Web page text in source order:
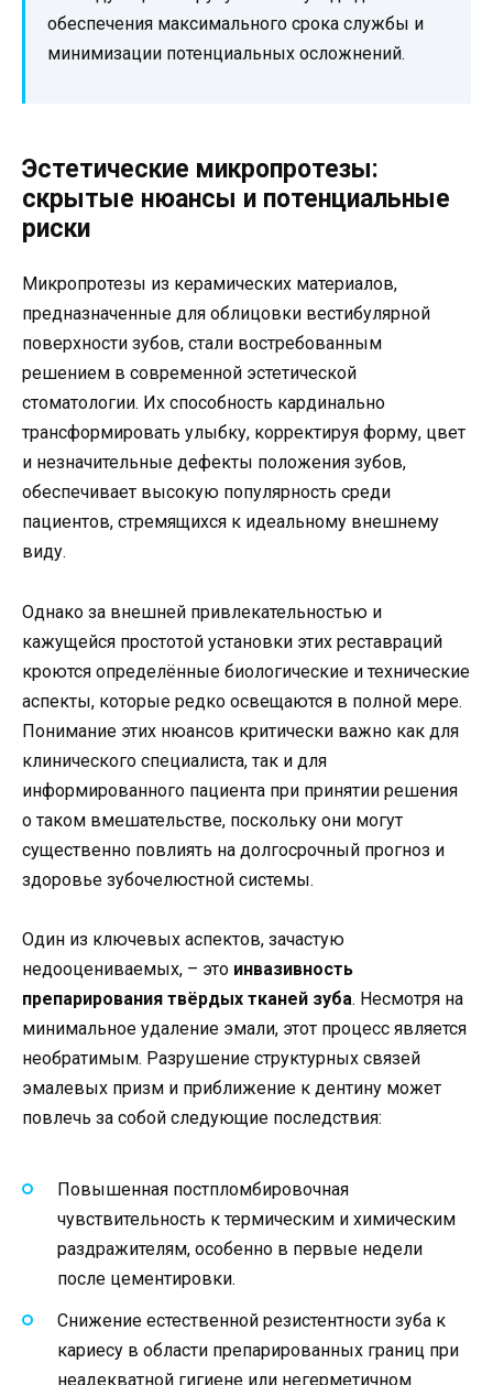
обеспечения максимального срока службы и
минимизации потенциальных осложнений.
Эстетические микропротезы:
скрытые нюансы и потенциальные
риски
Микропротезы из керамических материалов,
предназначенные для облицовки вестибулярной
поверхности зубов, стали востребованным
решением в современной эстетической
стоматологии. Их способность кардинально
трансформировать улыбку, корректируя форму, цвет
и незначительные дефекты положения зубов,
обеспечивает высокую популярность среди
пациентов, стремящихся к идеальному внешнему
виду.
Однако за внешней привлекательностью и
кажущейся простотой установки этих реставраций
кроются определённые биологические и технические
аспекты, которые редко освещаются в полной мере.
Понимание этих нюансов критически важно как для
клинического специалиста, так и для
информированного пациента при принятии решения
о таком вмешательстве, поскольку они могут
существенно повлиять на долгосрочный прогноз и
здоровье зубочелюстной системы.
Один из ключевых аспектов, зачастую
недооцениваемых, – это инвазивность
препарирования твёрдых тканей зуба. Несмотря на
минимальное удаление эмали, этот процесс является
необратимым. Разрушение структурных связей
эмалевых призм и приближение к дентину может
повлечь за собой следующие последствия:
Повышенная постпломбировочная
чувствительность к термическим и химическим
раздражителям, особенно в первые недели
после цементировки.
Снижение естественной резистентности зуба к
кариесу в области препарированных границ при
неадекватной гигиене или негерметичном